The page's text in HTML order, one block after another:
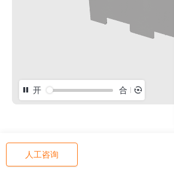
开 合
人工咨询